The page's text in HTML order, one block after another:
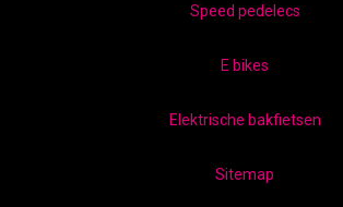
Speed pedelecs
E bikes
Elektrische bakfietsen
Sitemap